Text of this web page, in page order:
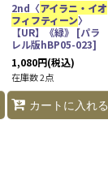
2nd〈アイラニ・イオ
フィフティーン〉
【UR】《緑》 [パラ
レル版hBP05-023]
1,080円(税込)
在庫数 2点
カートに入れる